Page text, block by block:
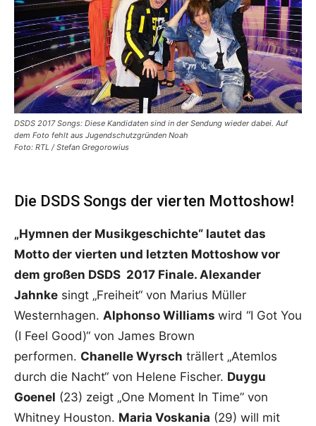
DSDS 2017 Songs: Diese Kandidaten sind in der Sendung wieder dabei. Auf
dem Foto fehlt aus Jugendschutzgründen Noah
Foto: RTL / Stefan Gregorowius
Die DSDS Songs der vierten Mottoshow!
„Hymnen der Musikgeschichte“ lautet das
Motto der vierten und letzten Mottoshow vor
dem großen DSDS 2017 Finale. Alexander
Jahnke singt „Freiheit“ von Marius Müller
Westernhagen. Alphonso Williams wird “I Got You
(I Feel Good)“ von James Brown
performen. Chanelle Wyrsch trällert „Atemlos
durch die Nacht“ von Helene Fischer. Duygu
Goenel (23) zeigt „One Moment In Time” von
Whitney Houston. Maria Voskania (29) will mit